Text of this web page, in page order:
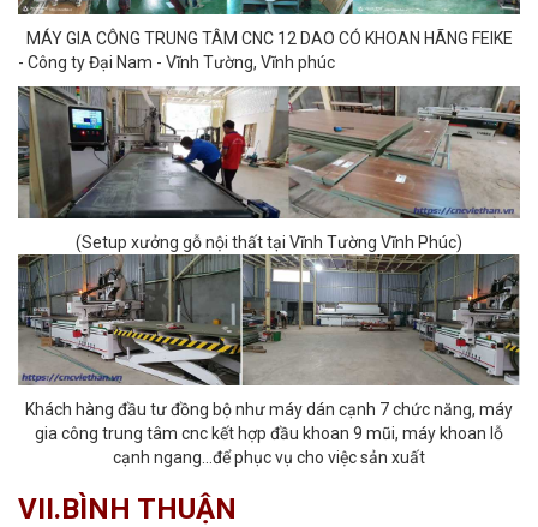
MÁY GIA CÔNG TRUNG TÂM CNC 12 DAO CÓ KHOAN HÃNG FEIKE
- Công ty Đại Nam - Vĩnh Tường, Vĩnh phúc
(Setup xưởng gỗ nội thất tại Vĩnh Tường Vĩnh Phúc)
Khách hàng đầu tư đồng bộ như máy dán cạnh 7 chức năng, máy
gia công trung tâm cnc kết hợp đầu khoan 9 mũi, máy khoan lỗ
cạnh ngang...để phục vụ cho việc sản xuất
VII.BÌNH THUẬN